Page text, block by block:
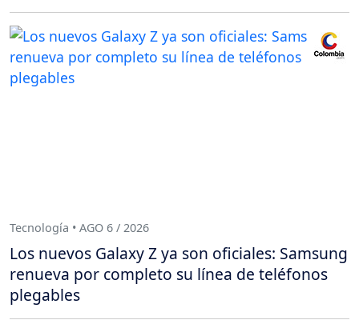
Tecnología • AGO 6 / 2026
Los nuevos Galaxy Z ya son oficiales: Samsung
renueva por completo su línea de teléfonos
plegables